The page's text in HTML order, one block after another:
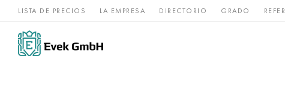
LISTA DE PRECIOS LA EMPRESA DIRECTORIO GRADO
Aleaciones de
níquel
acero